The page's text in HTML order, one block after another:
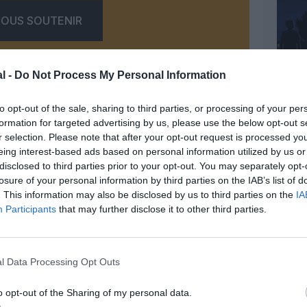
- Do Not Process My Personal Information
opt-out of the sale, sharing to third parties, or processing of your
for targeted advertising by us, please use the below opt-out
selection. Please note that after your opt-out request is processed
interest-based ads based on personal information utilized by us
to third parties prior to your opt-out. You may separately
of your personal information by third parties on the IAB’s list of
This information may also be disclosed by us to third parties on the
Participants that may further disclose it to other third parties.
Data Processing Opt Outs
opt-out of the Sharing of my personal data.
SOUTENIR
FacebookTwitterPinterestLinkedInEmail Print
27 avril 2017 - 8 h 41 min
interdits de plaquettes.
la même mesure sur les vols
une arme et l’utiliser, où la police